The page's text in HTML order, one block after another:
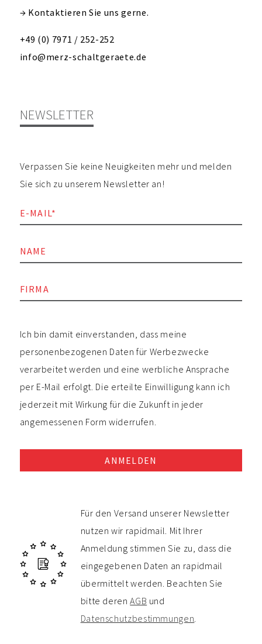
→ Kontaktieren Sie uns gerne.
+49 (0) 7971 / 252-252
info@merz-schaltgeraete.de
NEWSLETTER
Verpassen Sie keine Neuigkeiten mehr und melden
Sie sich zu unserem Newsletter an!
Ich bin damit einverstanden, dass meine
personenbezogenen Daten für Werbezwecke
verarbeitet werden und eine werbliche Ansprache
per E-Mail erfolgt. Die erteilte Einwilligung kann ich
jederzeit mit Wirkung für die Zukunft in jeder
angemessenen Form widerrufen.
ANMELDEN
Für den Versand unserer Newsletter
nutzen wir rapidmail. Mit Ihrer
Anmeldung stimmen Sie zu, dass die
eingegebenen Daten an rapidmail
übermittelt werden. Beachten Sie
bitte derenAGB und
Datenschutzbestimmungen.